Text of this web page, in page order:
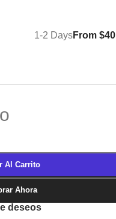
1-2 DaysFrom $40
Al Carrito
Ahora
deseos